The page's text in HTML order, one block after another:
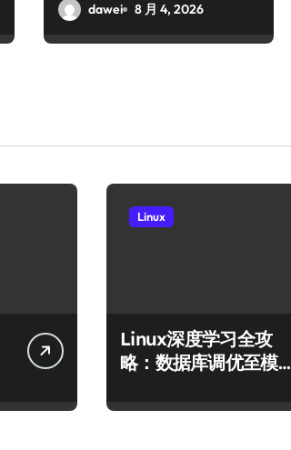
dawei 8 月 4, 2026
Linux
Linux深度学习全攻
略：数据库调优至模型